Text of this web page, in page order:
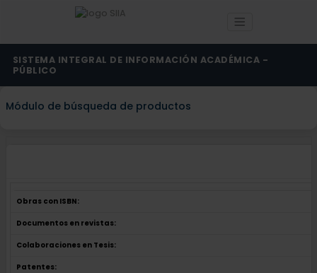
SISTEMA INTEGRAL DE INFORMACIÓN ACADÉMICA -
PÚBLICO
Módulo de búsqueda de productos
Obras con ISBN:
Documentos en revistas:
Colaboraciones en Tesis:
Patentes: